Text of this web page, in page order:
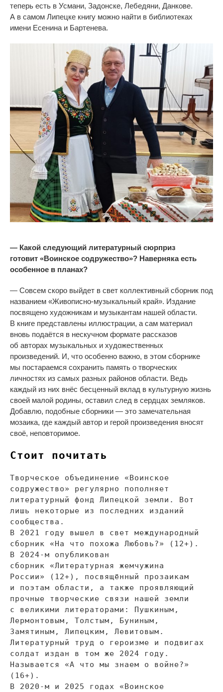
теперь есть в Усмани, Задонске, Лебедяни, Данкове.
А в самом Липецке книгу можно найти в библиотеках
имени Есенина и Бартенева.
— Какой следующий литературный сюрприз
готовит «Воинское содружество»? Наверняка есть
особенное в планах?
— Совсем скоро выйдет в свет коллективный сборник под
названием «Живописно-музыкальный край». Издание
посвящено художникам и музыкантам нашей области.
В книге представлены иллюстрации, а сам материал
вновь подаётся в нескучном формате рассказов
об авторах музыкальных и художественных
произведений. И, что особенно важно, в этом сборнике
мы постараемся сохранить память о творческих
личностях из самых разных районов области. Ведь
каждый из них внёс бесценный вклад в культурную жизнь
своей малой родины, оставил след в сердцах земляков.
Добавлю, подобные сборники — это замечательная
мозаика, где каждый автор и герой произведения вносят
своё, неповторимое.
Стоит почитать
Творческое объединение «Воинское
содружество» регулярно пополняет
литературный фонд Липецкой земли. Вот
лишь некоторые из
последних изданий
сообщества.
В
2021 году вышел в
свет международный
сборник «На что похожа Любовь?» (12+).
В
2024-м опубликован
сборник «Литературная жемчужина
России» (12+), посвящённый прозаикам
и
поэтам области, а
также проявляющий
прочные творческие связи нашей земли
с
великими литераторами: Пушкиным,
Лермонтовым, Толстым, Буниным,
Замятиным, Липецким, Левитовым.
Литературный труд о
героизме и
подвигах
солдат издан в
том
же 2024 году.
Называется «А что мы знаем о войне?»
(16+).
В
2020-м и 2025 годах «Воинское